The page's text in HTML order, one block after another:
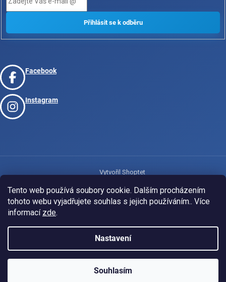
Tento web používá soubory cookie. Dalším procházením
tohoto webu vyjadřujete souhlas s jejich používáním.. Více
informací zde.
Nastavení
Souhlasím
Facebook
Instagram
Vytvořil Shoptet
Copyright 2026www.josport.cz. Všechna práva vyhrazena.